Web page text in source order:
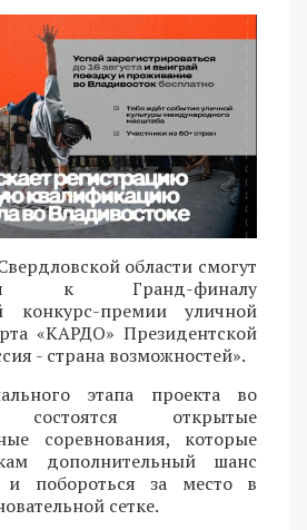
области смогут
к Гранд-финалу
конкурс-премии уличной
«КАРДО» Президентской
- страна возможностей».
этапа проекта во
состоятся открытые
соревнования, которые
дополнительный шанс
и побороться за место в
сетке.